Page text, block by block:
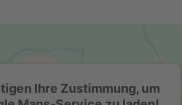
Ihre Zustimmung, um